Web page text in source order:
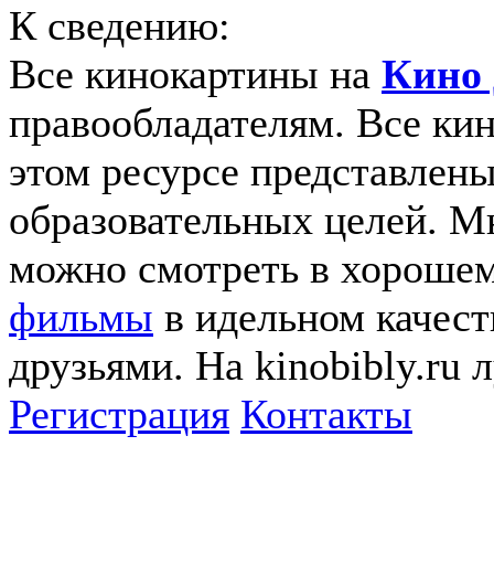
К сведению:
Все кинокартины на Кино
правообладателям. Все
этом ресурсе
образовательных целей.
можно смотреть в
фильмы в идельном
друзьями. На kinobibly.ru
Регистрация Контакты